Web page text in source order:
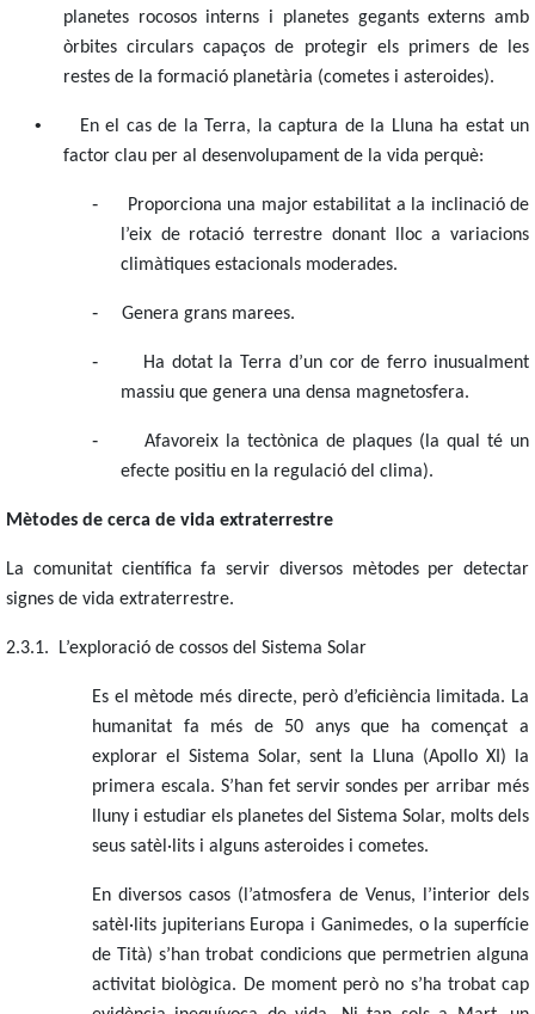
planetes rocosos interns i planetes gegants externs amb
òrbites circulars capaços de protegir els primers de les
restes de la formació planetària (cometes i asteroides).
•
En el cas de la Terra, la captura de la Lluna ha estat un
factor clau per al desenvolupament de la vida perquè:
-
Proporciona una major estabilitat a la inclinació de
l’eix de rotació terrestre donant lloc a variacions
climàtiques estacionals moderades.
- Genera grans marees.
-
Ha dotat la Terra d’un cor de ferro inusualment
massiu que genera una densa magnetosfera.
-
Afavoreix la tectònica de plaques (la qual té un
efecte positiu en la regulació del clima).
Mètodes de cerca de vida extraterrestre
La comunitat científica fa servir diversos mètodes per detectar
signes de vida extraterrestre.
2.3.1. L’exploració de cossos del Sistema Solar
Es el mètode més directe, però d’eficiència limitada. La
humanitat fa més de 50 anys que ha començat a
explorar el Sistema Solar, sent la Lluna (Apollo XI) la
primera escala. S’han fet servir sondes per arribar més
lluny i estudiar els planetes del Sistema Solar, molts dels
seus satèl·lits i alguns asteroides i cometes.
En diversos casos (l’atmosfera de Venus, l’interior dels
satèl·lits jupiterians Europa i Ganimedes, o la superfície
de Tità) s’han trobat condicions que permetrien alguna
activitat biològica. De moment però no s’ha trobat cap